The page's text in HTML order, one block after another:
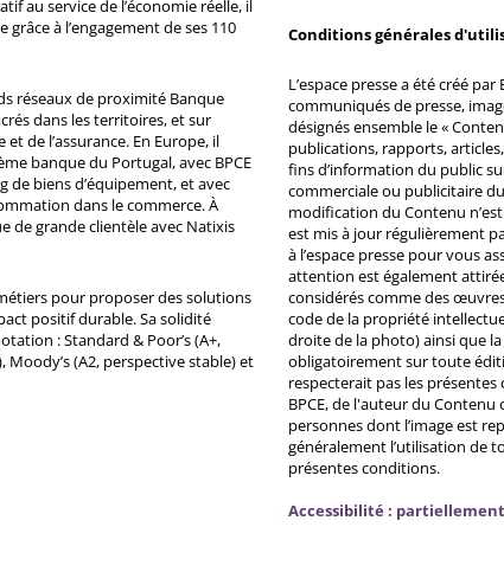
au service de l’économie réelle, il
à l’engagement de ses 110
réseaux de proximité Banque
dans les territoires, et sur
de l’assurance. En Europe, il
banque du Portugal, avec BPCE
de biens d’équipement, et avec
dans le commerce. À
de grande clientèle avec Natixis
pour proposer des solutions
positif durable. Sa solidité
: Standard & Poor’s (A+,
(A2, perspective stable) et
Conditions générales
L’espace presse a été créé
communiqués de presse,
désignés ensemble le «
publications, rapports,
fins d’information du public
commerciale ou publicitaire
modification du Contenu
est mis à jour régulièrement
à l’espace presse pour vous
attention est également
considérés comme des
code de la propriété
droite de la photo) ainsi que
obligatoirement sur toute
respecterait pas les
BPCE, de l'auteur du
personnes dont l’image est
généralement l’utilisation de
présentes conditions.
Accessibilité :